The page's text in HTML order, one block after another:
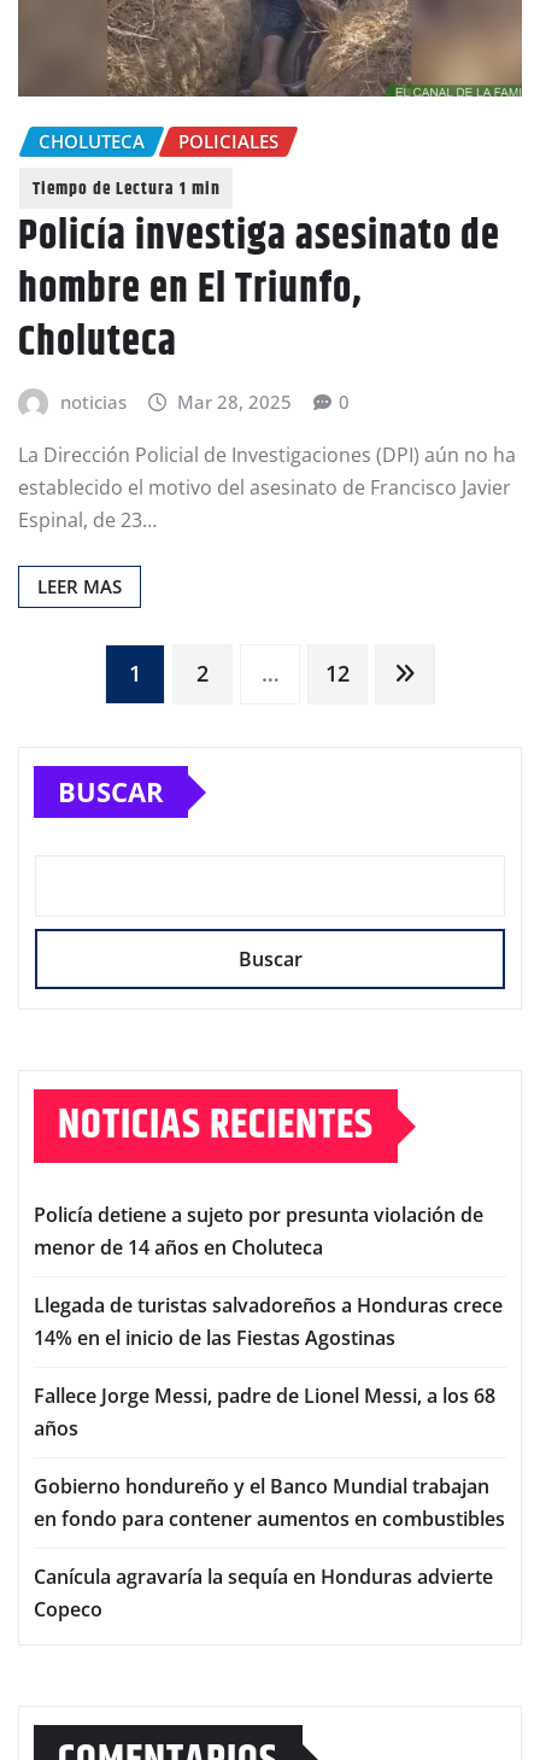
CHOLUTECA POLICIALES
Policía investiga asesinato de
hombre en El Triunfo,
Choluteca
noticias Mar 28, 2025 0
La Dirección Policial de Investigaciones (DPI) aún no ha
establecido el motivo del asesinato de Francisco Javier
Espinal, de 23…
LEER MAS
Paginación
de
entradas
1 2 … 12
BUSCAR
Buscar
NOTICIAS RECIENTES
Policía detiene a sujeto por presunta violación de
menor de 14 años en Choluteca
Llegada de turistas salvadoreños a Honduras crece
14% en el inicio de las Fiestas Agostinas
Fallece Jorge Messi, padre de Lionel Messi, a los 68
años
Gobierno hondureño y el Banco Mundial trabajan
en fondo para contener aumentos en combustibles
Canícula agravaría la sequía en Honduras advierte
Copeco